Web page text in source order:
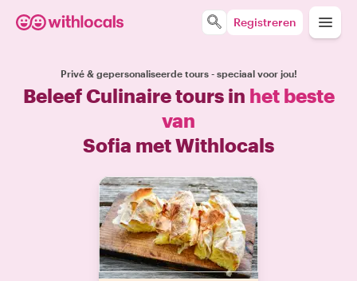
Registreren
Privé & gepersonaliseerde tours - speciaal voor jou!
Beleef Culinaire tours in het beste
van
Sofia met Withlocals